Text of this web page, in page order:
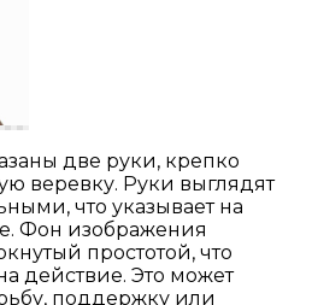
две руки, крепко
веревку. Руки выглядят
что указывает на
Фон изображения
простотой, что
действие. Это может
поддержку или